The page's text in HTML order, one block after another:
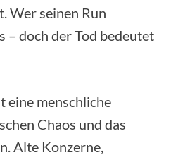
Wer seinen Run
– doch der Tod bedeutet
eine menschliche
Chaos und das
Alte Konzerne,